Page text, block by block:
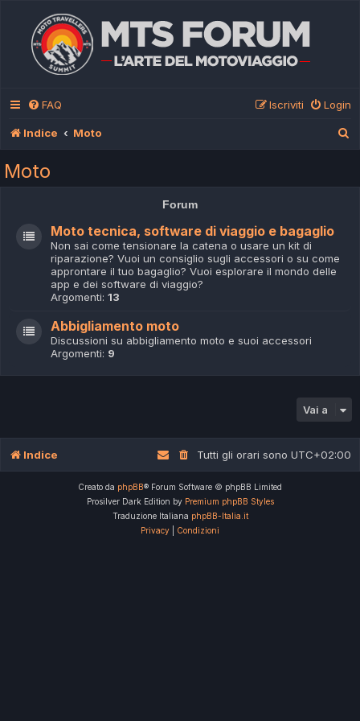
FAQ Login
Iscriviti
Indice Moto
Moto
Forum
Moto tecnica, software di viaggio e bagaglio
Non sai come tensionare la catena o usare un kit di
riparazione? Vuoi un consiglio sugli accessori o su come
approntare il tuo bagaglio? Vuoi esplorare il mondo delle
app e dei software di viaggio?
Argomenti: 13
Abbigliamento moto
Discussioni su abbigliamento moto e suoi accessori
Argomenti: 9
Vai a
Indice Tutti gli orari sono UTC+02:00
Creato da phpBB® Forum Software © phpBB Limited
Prosilver Dark Edition by Premium phpBB Styles
Traduzione Italiana phpBB-Italia.it
Privacy
Condizioni